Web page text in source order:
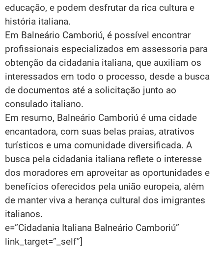
educação, e podem desfrutar da rica cultura e
história italiana.
Em Balneário Camboriú, é possível encontrar
profissionais especializados em assessoria para
obtenção da cidadania italiana, que auxiliam os
interessados em todo o processo, desde a busca
de documentos até a solicitação junto ao
consulado italiano.
Em resumo, Balneário Camboriú é uma cidade
encantadora, com suas belas praias, atrativos
turísticos e uma comunidade diversificada. A
busca pela cidadania italiana reflete o interesse
dos moradores em aproveitar as oportunidades e
benefícios oferecidos pela união europeia, além
de manter viva a herança cultural dos imigrantes
italianos.
e=”Cidadania Italiana Balneário Camboriú”
link_target=”_self”]